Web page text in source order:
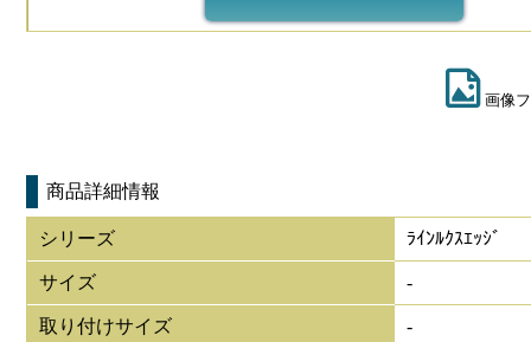
画像
商品詳細情報
シリーズ ﾗｲﾝﾙｸｽｴｯｼﾞ
サイズ -
取り付けサイズ -